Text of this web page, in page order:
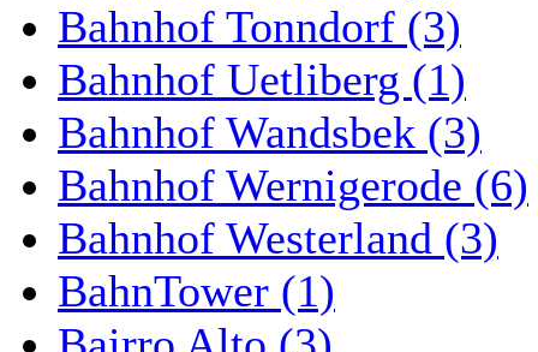
Bahnhof Tonndorf (3)
Bahnhof Uetliberg (1)
Bahnhof Wandsbek (3)
Bahnhof Wernigerode (6)
Bahnhof Westerland (3)
BahnTower (1)